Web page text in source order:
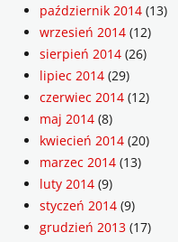
październik 2014 (13)
wrzesień 2014 (12)
sierpień 2014 (26)
lipiec 2014 (29)
czerwiec 2014 (12)
maj 2014 (8)
kwiecień 2014 (20)
marzec 2014 (13)
luty 2014 (9)
styczeń 2014 (9)
grudzień 2013 (17)